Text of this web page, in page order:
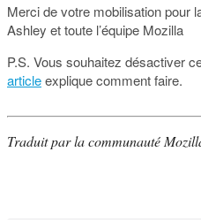
Merci de votre mobilisation pour
Ashley et toute l’équipe Mozilla
P.S. Vous souhaitez désactiver
articleexplique comment faire.
Traduit par la communauté